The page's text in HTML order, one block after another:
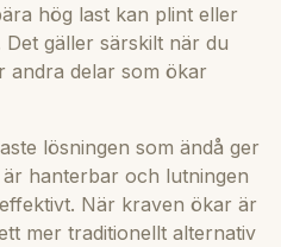
hög last kan plint eller
gäller särskilt när du
delar som ökar
lösningen som ändå ger
hanterbar och lutningen
När kraven ökar är
mer traditionellt alternativ